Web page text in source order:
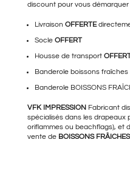
discount pour vous
Livraison OFFERTE
Socle OFFERT
Housse de transport
Banderole boissons
Banderole BOISSONS
VFK IMPRESSION Fabricant
spécialisés dans les drapeaux
oriflammes ou beachflags), et
vente de BOISSONS FRÂICHES